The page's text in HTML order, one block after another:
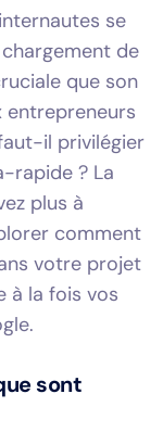
se
de
que son
entrepreneurs
il privilégier
rapide ? La
plus à
comment
votre projet
à la fois vos
sont